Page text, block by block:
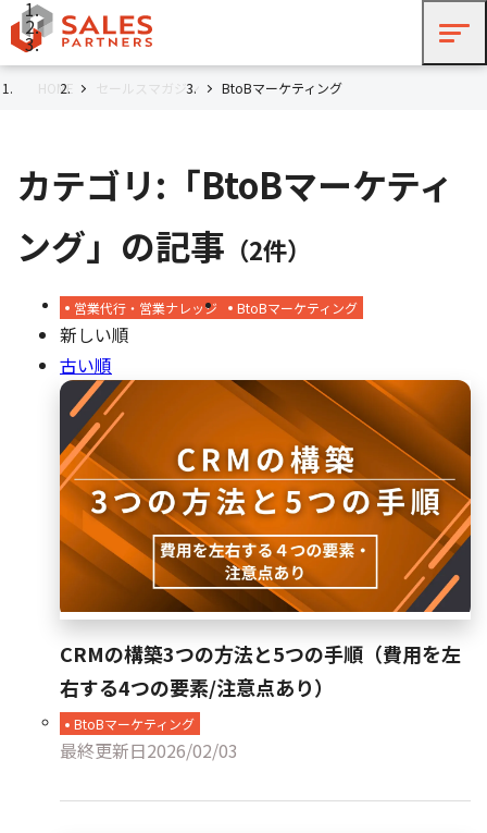
HOME セールスマガジン BtoBマーケティング
カテゴリ:「BtoBマーケティ
ング」の記事 （2件）
営業代行・営業ナレッジ BtoBマーケティング
新しい順
古い順
CRMの構築3つの方法と5つの手順（費用を左
右する4つの要素/注意点あり）
BtoBマーケティング
最終更新日2026/02/03